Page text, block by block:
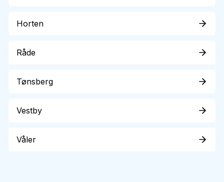
Horten
Råde
Tønsberg
Vestby
Våler